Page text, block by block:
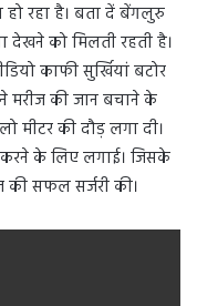
रहा है। बता दें बेंगलुरु
देखने को मिलती रहती है।
काफी सुर्खियां बटोर
मरीज की जान बचाने के
मीटर की दौड़ लगा दी।
के लिए लगाई। जिसके
सफल सर्जरी की।